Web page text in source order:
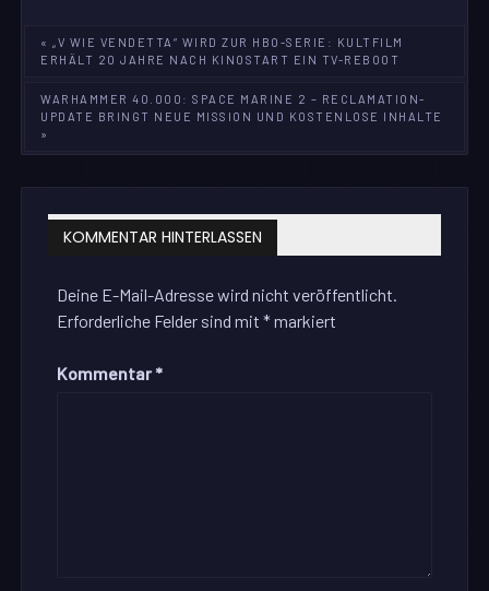
Beitragsnavigation
« „V WIE VENDETTA“ WIRD ZUR HBO-SERIE: KULTFILM
ERHÄLT 20 JAHRE NACH KINOSTART EIN TV-REBOOT
WARHAMMER 40.000: SPACE MARINE 2 – RECLAMATION-
UPDATE BRINGT NEUE MISSION UND KOSTENLOSE INHALTE
»
KOMMENTAR HINTERLASSEN
Deine E-Mail-Adresse wird nicht veröffentlicht.
Erforderliche Felder sind mit*markiert
Kommentar *